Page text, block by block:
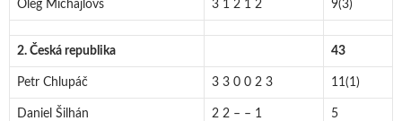
Oleg Michajlovs 3 1 2 1 2 9(3)
2. Česká republika 43
Petr Chlupáč 3 3 0 0 2 3 11(1)
Daniel Šilhán 2 2 – – 1 5